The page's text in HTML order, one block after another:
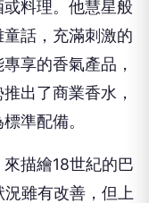
料理。他慧星般
話，充滿刺激的
享的香氣產品，
出了商業香水，
準配備。
來描繪18世紀的巴
雖有改善，但上